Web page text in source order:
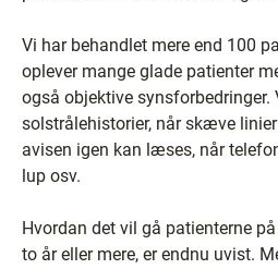
Vi har behandlet mere end 100
oplever mange glade patienter
også objektive synsforbedringer.
solstrålehistorier, når skæve
avisen igen kan læses, når
lup osv.
Hvordan det vil gå patienterne
to år eller mere, er endnu uvist.